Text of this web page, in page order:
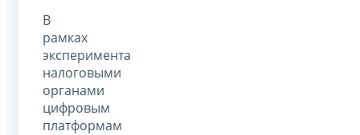
В
рамках
эксперимента
налоговыми
органами
цифровым
платформам